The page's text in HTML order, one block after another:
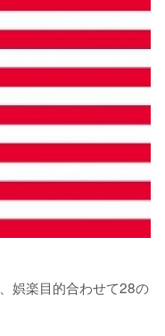
娯楽目的合わせて28の